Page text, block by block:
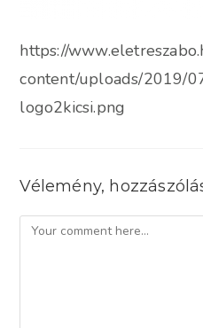
https://
content/uploads/2019/
logo2kicsi.png
Vélemény,
Comment